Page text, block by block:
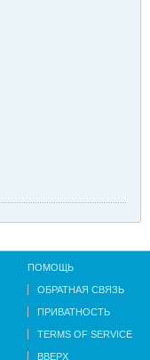
ПОМОЩЬ
ОБРАТНАЯ СВЯЗЬ
ПРИВАТНОСТЬ
TERMS OF SERVICE
ВВЕРХ